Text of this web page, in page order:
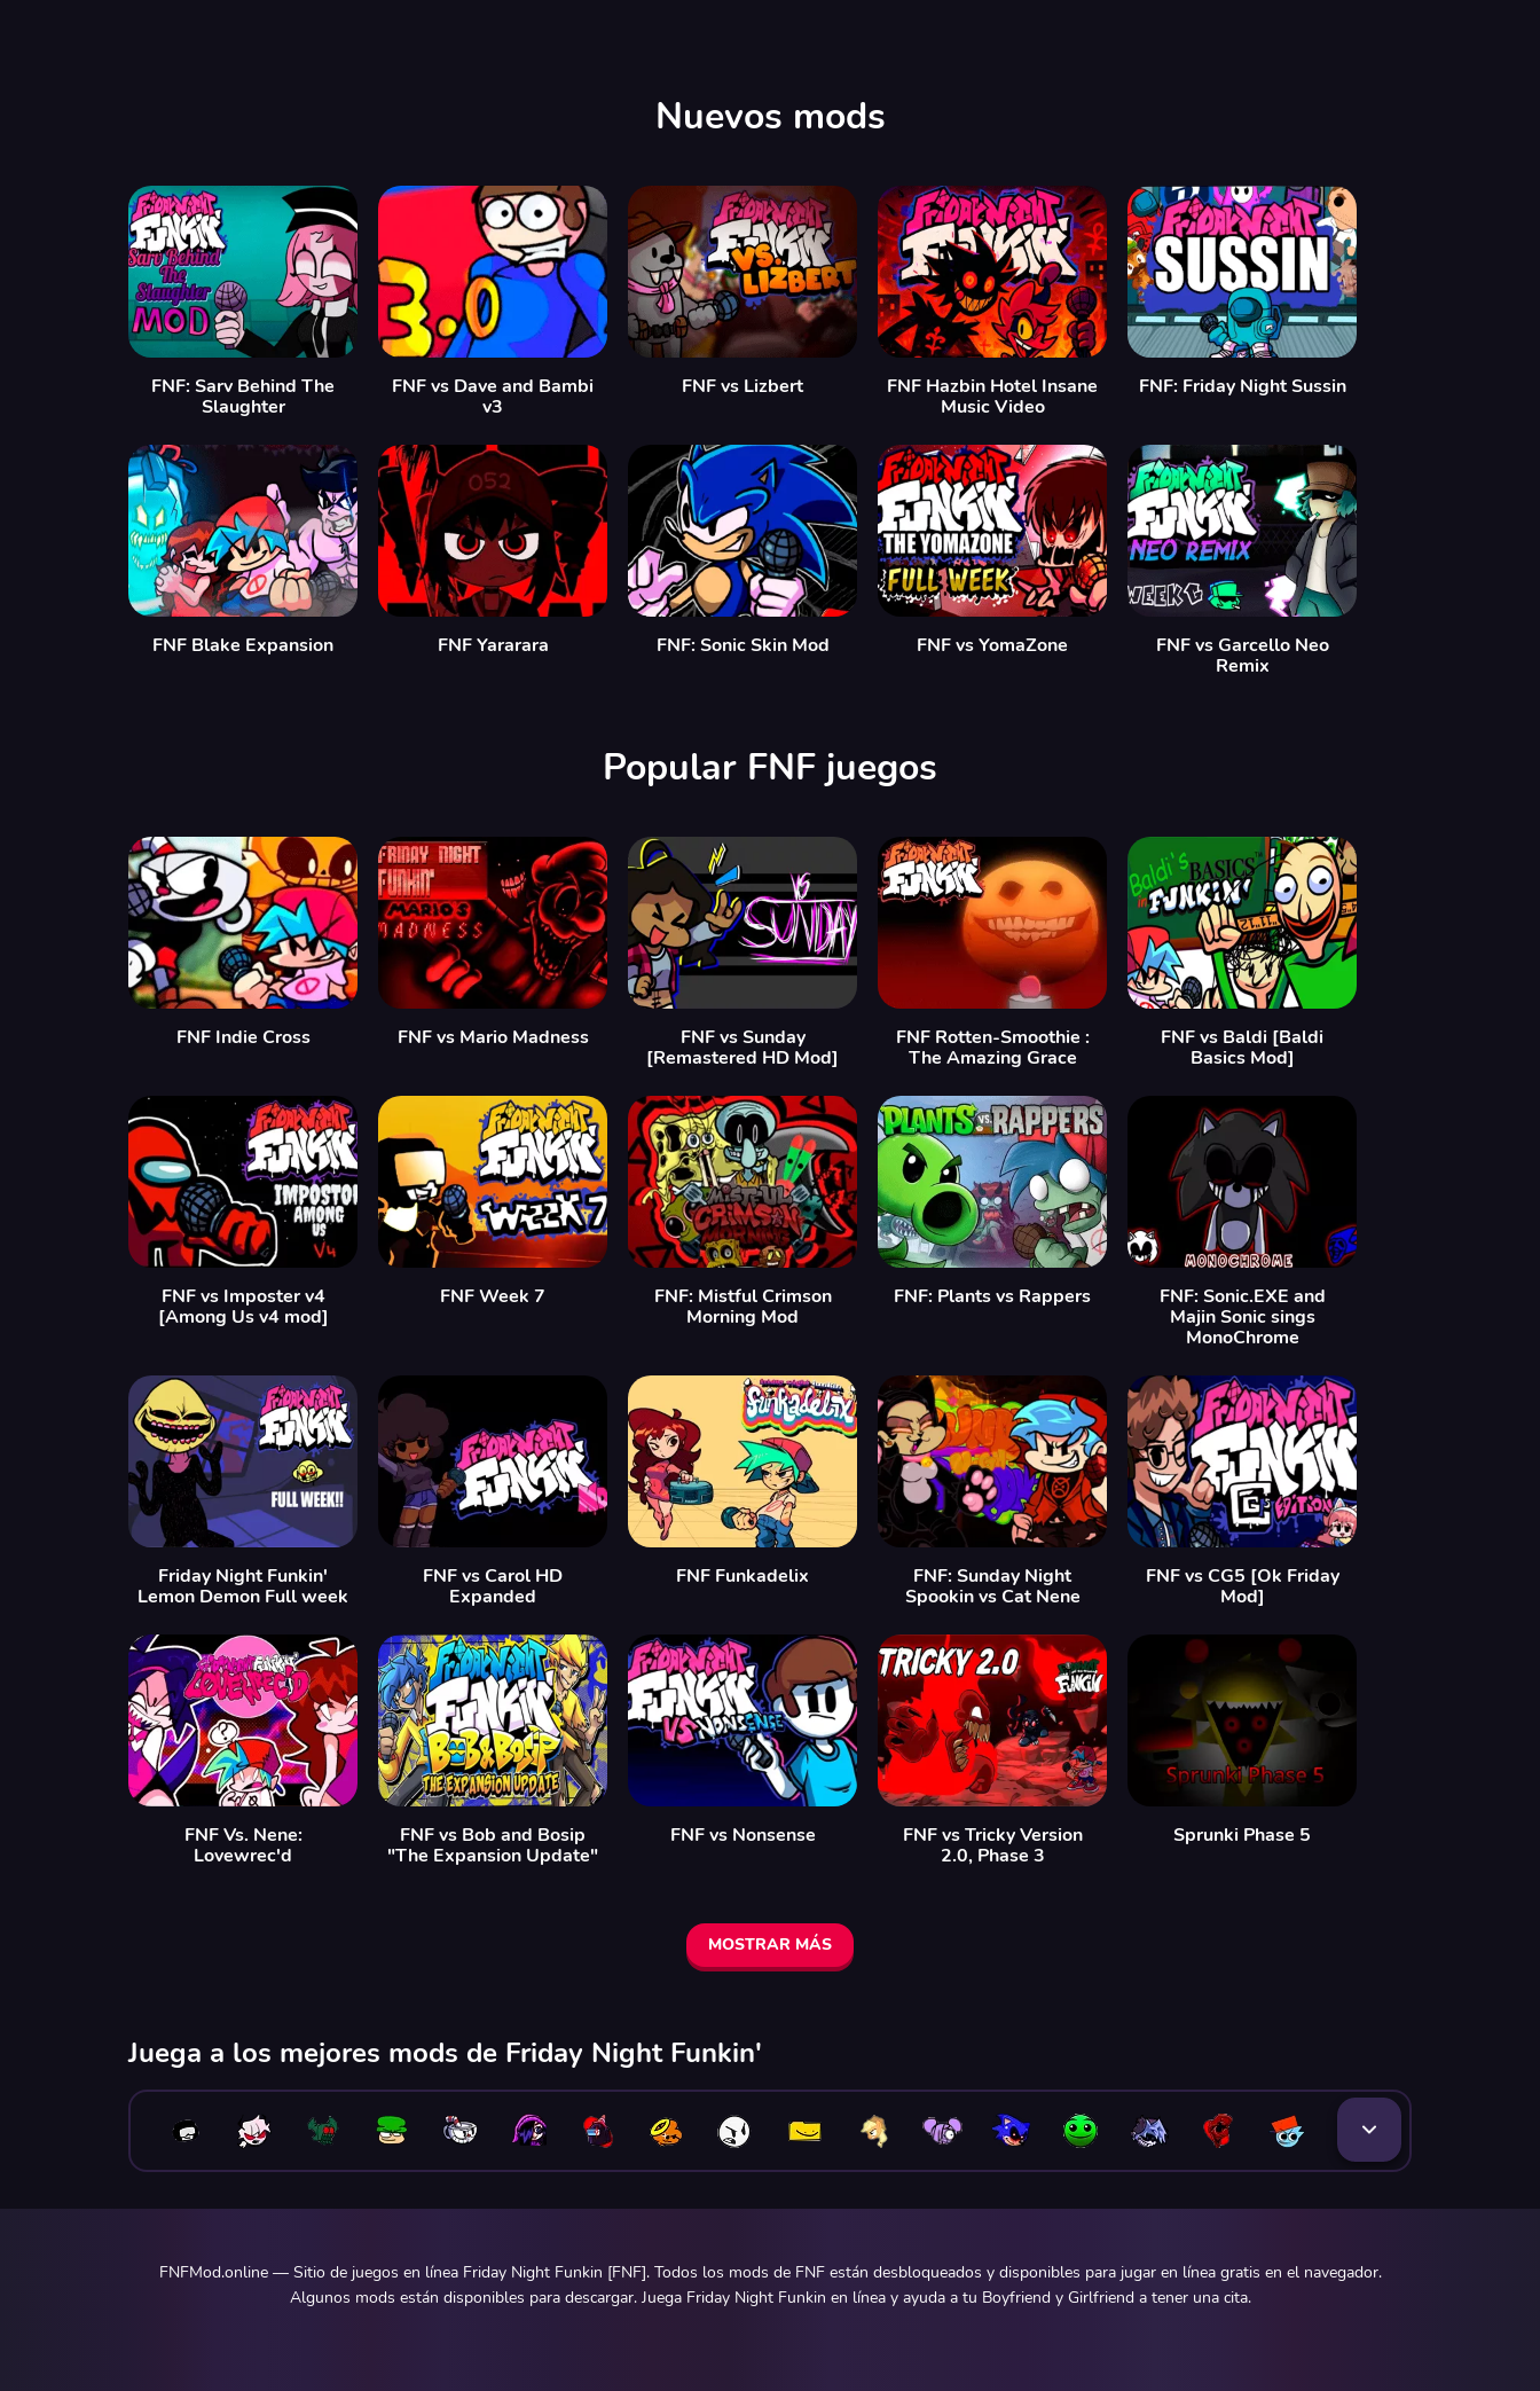
Nuevos mods
FNF: Sarv Behind The
Slaughter
FNF vs Dave and Bambi
v3
FNF vs Lizbert
FNF Hazbin Hotel Insane
Music Video
FNF: Friday Night Sussin
FNF Blake Expansion FNF Yararara FNF: Sonic Skin Mod FNF vs YomaZone
FNF vs Garcello Neo
Remix
Popular FNF juegos
FNF Indie Cross FNF vs Mario Madness
FNF vs Sunday
[Remastered HD Mod]
FNF Rotten-Smoothie :
The Amazing Grace
FNF vs Baldi [Baldi
Basics Mod]
FNF vs Imposter v4
[Among Us v4 mod]
FNF Week 7
FNF: Mistful Crimson
Morning Mod
FNF: Plants vs Rappers
FNF: Sonic.EXE and
Majin Sonic sings
MonoChrome
Friday Night Funkin'
Lemon Demon Full week
FNF vs Carol HD
Expanded
FNF Funkadelix
FNF: Sunday Night
Spookin vs Cat Nene
FNF vs CG5 [Ok Friday
Mod]
FNF Vs. Nene:
Lovewrec'd
FNF vs Bob and Bosip
"The Expansion Update"
FNF vs Nonsense
FNF vs Tricky Version
2.0, Phase 3
Sprunki Phase 5
MOSTRAR MÁS
Juega a los mejores mods de Friday Night Funkin'
FNFMod.online — Sitio de juegos en línea Friday Night Funkin [FNF]. Todos los mods de FNF están desbloqueados y disponibles para jugar en línea gratis en el navegador.
Algunos mods están disponibles para descargar. Juega Friday Night Funkin en línea y ayuda a tu Boyfriend y Girlfriend a tener una cita.